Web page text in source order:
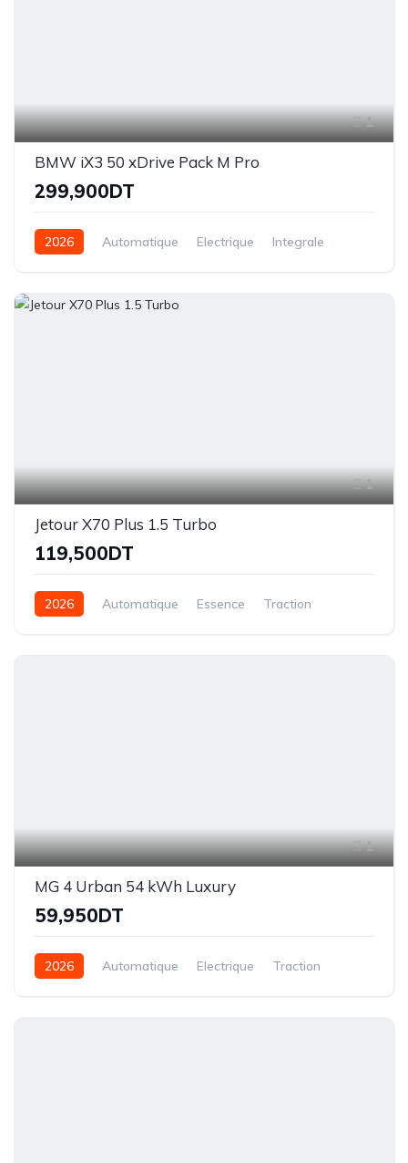
1
BMW iX3 50 xDrive Pack M Pro
299,900DT
2026 Automatique Electrique Integrale
1
Jetour X70 Plus 1.5 Turbo
119,500DT
2026 Automatique Essence Traction
1
MG 4 Urban 54 kWh Luxury
59,950DT
2026 Automatique Electrique Traction